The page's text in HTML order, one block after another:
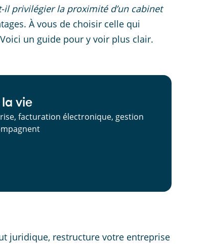
il privilégier la proximité d’un cabinet
À vous de choisir celle qui
un guide pour y voir plus clair.
la vie
facturation électronique, gestion
juridique, restructure votre entreprise